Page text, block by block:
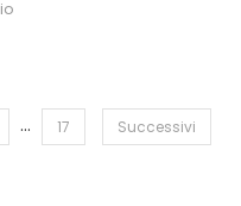
… 17 Successivi